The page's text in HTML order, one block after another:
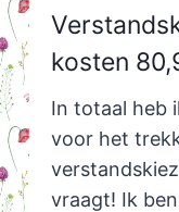
kosten
In totaal heb
voor het
vraagt! Ik